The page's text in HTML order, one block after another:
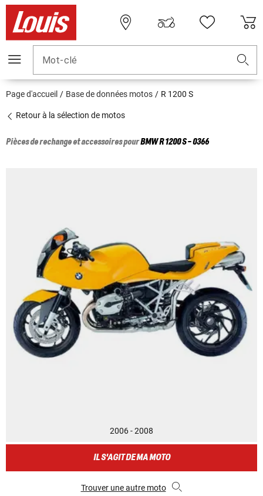
Mot-clé
Page d'accueil Base de données motos R 1200 S
Retour à la sélection de motos
Pièces de rechange et accessoires pourBMWR 1200 S - 0366
2006 - 2008
IL S'AGIT DE MA MOTO
Trouver une autre moto